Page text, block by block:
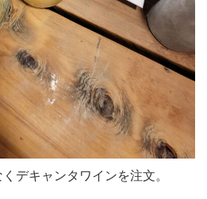
デキャンタワインを注文。